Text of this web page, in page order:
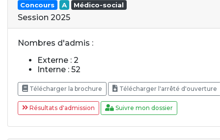
Concours A Médico-social
Session 2025
Nombres d'admis :
Externe : 2
Interne : 52
Télécharger la brochure Télécharger l'arrêté d'ouverture
Résultats d'admission Suivre mon dossier